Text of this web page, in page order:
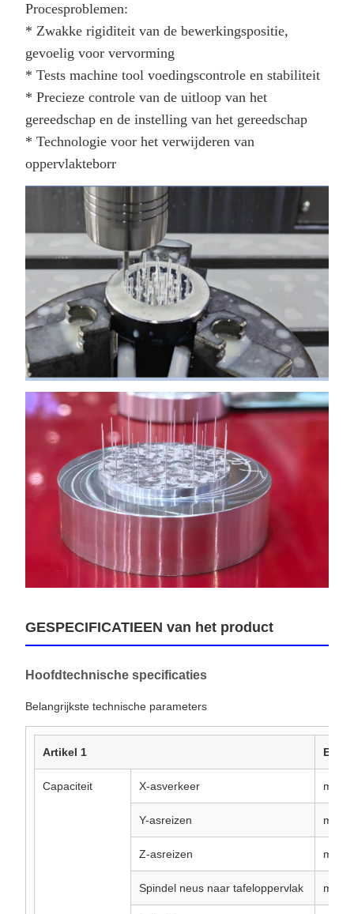
Procesproblemen:
* Zwakke rigiditeit van de bewerkingspositie,
gevoelig voor vervorming
* Tests machine tool voedingscontrole en stabiliteit
* Precieze controle van de uitloop van het
gereedschap en de instelling van het gereedschap
* Technologie voor het verwijderen van
oppervlakteborr
GESPECIFICATIEEN van het product
Hoofdtechnische specificaties
Belangrijkste technische parameters
Artikel 1
Capaciteit X-asverkeer mm
Y-asreizen mm
Z-asreizen mm
Spindel neus naar tafeloppervlak mm